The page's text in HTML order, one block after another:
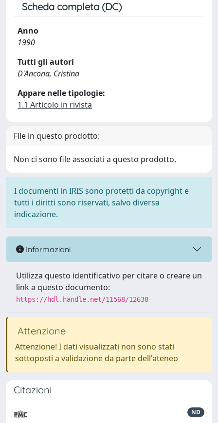
Scheda completa (DC)
Anno
1990
Tutti gli autori
D'Ancona, Cristina
Appare nelle tipologie:
1.1 Articolo in rivista
File in questo prodotto:
Non ci sono file associati a questo prodotto.
I documenti in IRIS sono protetti da copyright e
tutti i diritti sono riservati, salvo diversa
indicazione.
Informazioni
Utilizza questo identificativo per citare o creare un
link a questo documento:
https://hdl.handle.net/11568/12638
Attenzione
Attenzione! I dati visualizzati non sono stati
sottoposti a validazione da parte dell'ateneo
Citazioni
ND